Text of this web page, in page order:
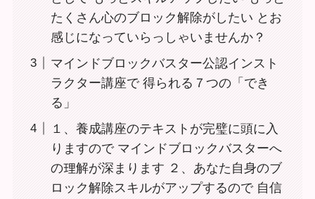
たくさん心のブロック解除がしたい とお
感じになっていらっしゃいませんか？
マインドブロックバスター公認インスト
ラクター講座で 得られる７つの「でき
る」
１、養成講座のテキストが完璧に頭に入
りますので マインドブロックバスターへ
の理解が深まります ２、あなた⾃身のブ
ロック解除スキルがアップするので 自信